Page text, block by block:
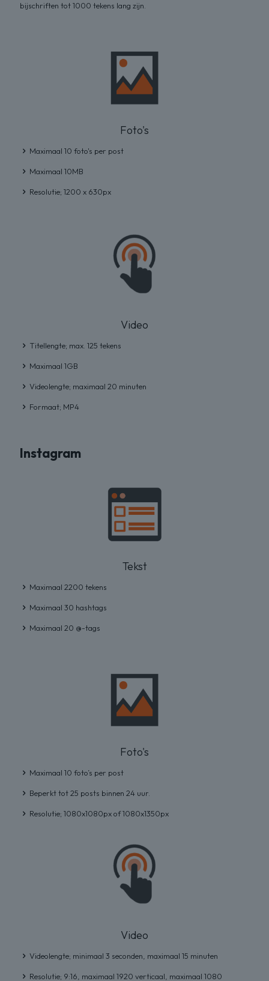
bijschriften tot 1000 tekens lang zijn.
Foto's
Maximaal 10 foto's per post
Maximaal 10MB
Resolutie; 1200 x 630px
Video
Titellengte; max. 125 tekens
Maximaal 1GB
Videolengte; maximaal 20 minuten
Formaat; MP4
Instagram
Tekst
Maximaal 2200 tekens
Maximaal 30 hashtags
Maximaal 20 @-tags
Foto's
Maximaal 10 foto’s per post
Beperkt tot 25 posts binnen 24 uur.
Resolutie; 1080x1080px of 1080x1350px
Video
Videolengte; minimaal 3 seconden, maximaal 15 minuten
Resolutie; 9:16, maximaal 1920 verticaal, maximaal 1080